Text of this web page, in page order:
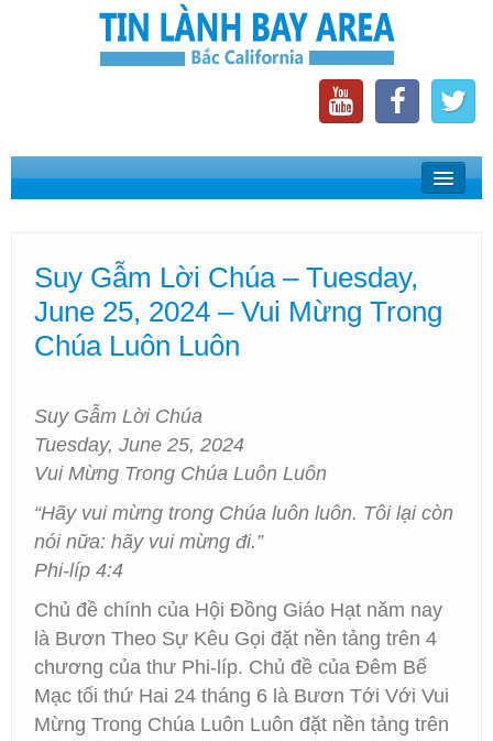
Home
Phát Thanh Tin Lành Bay Area
Các Hội Thánh Bắc California
Suy Gẫm Lời Chúa – Tuesday,
June 25, 2024 – Vui Mừng Trong
Chúa Luôn Luôn
Suy Gẫm Lời Chúa
Tuesday, June 25, 2024
Vui Mừng Trong Chúa Luôn Luôn
“Hãy vui mừng trong Chúa luôn luôn. Tôi lại còn
nói nữa: hãy vui mừng đi.”
Phi-líp 4:4
Chủ đề chính của Hội Đồng Giáo Hạt năm nay
là Bươn Theo Sự Kêu Gọi đặt nền tảng trên 4
chương của thư Phi-líp. Chủ đề của Đêm Bế
Mạc tối thứ Hai 24 tháng 6 là Bươn Tới Với Vui
Mừng Trong Chúa Luôn Luôn đặt nền tảng trên